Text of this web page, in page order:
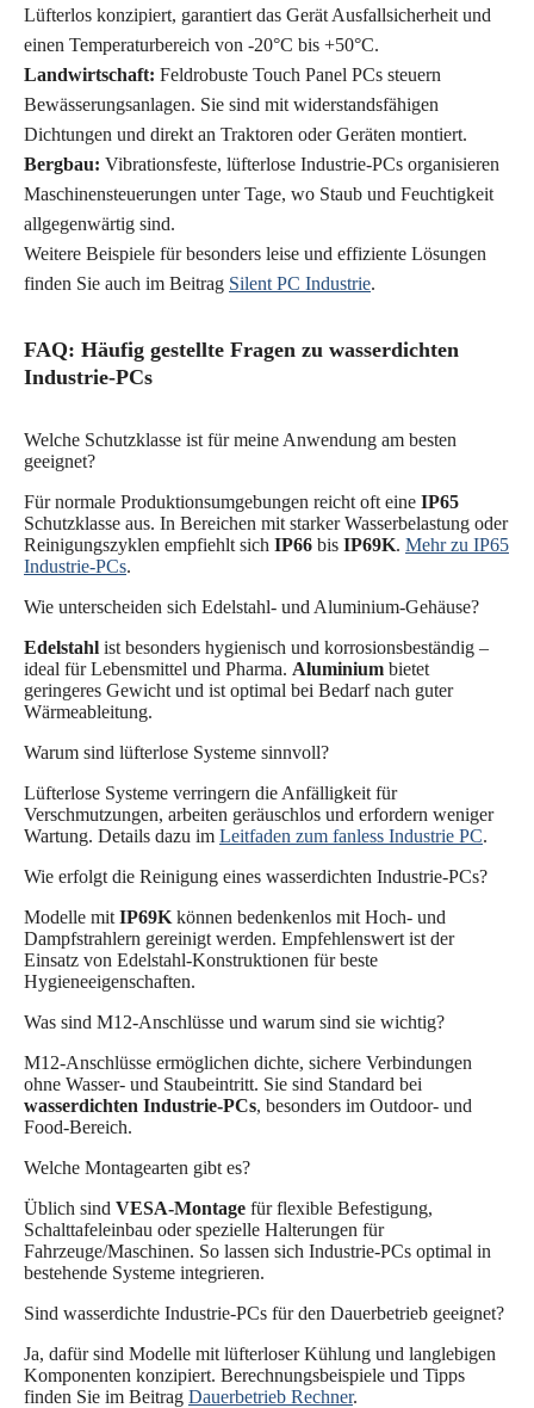
Lüfterlos konzipiert, garantiert das Gerät Ausfallsicherheit und
einen Temperaturbereich von -20°C bis +50°C.
Landwirtschaft: Feldrobuste Touch Panel PCs steuern
Bewässerungsanlagen. Sie sind mit widerstandsfähigen
Dichtungen und direkt an Traktoren oder Geräten montiert.
Bergbau: Vibrationsfeste, lüfterlose Industrie-PCs organisieren
Maschinensteuerungen unter Tage, wo Staub und Feuchtigkeit
allgegenwärtig sind.
Weitere Beispiele für besonders leise und effiziente Lösungen
finden Sie auch im Beitrag Silent PC Industrie.
FAQ: Häufig gestellte Fragen zu wasserdichten
Industrie-PCs
Welche Schutzklasse ist für meine Anwendung am besten
geeignet?
Für normale Produktionsumgebungen reicht oft eine IP65
Schutzklasse aus. In Bereichen mit starker Wasserbelastung oder
Reinigungszyklen empfiehlt sich IP66 bis IP69K. Mehr zu IP65
Industrie-PCs.
Wie unterscheiden sich Edelstahl- und Aluminium-Gehäuse?
Edelstahl ist besonders hygienisch und korrosionsbeständig –
ideal für Lebensmittel und Pharma. Aluminium bietet
geringeres Gewicht und ist optimal bei Bedarf nach guter
Wärmeableitung.
Warum sind lüfterlose Systeme sinnvoll?
Lüfterlose Systeme verringern die Anfälligkeit für
Verschmutzungen, arbeiten geräuschlos und erfordern weniger
Wartung. Details dazu im Leitfaden zum fanless Industrie PC.
Wie erfolgt die Reinigung eines wasserdichten Industrie-PCs?
Modelle mit IP69K können bedenkenlos mit Hoch- und
Dampfstrahlern gereinigt werden. Empfehlenswert ist der
Einsatz von Edelstahl-Konstruktionen für beste
Hygieneeigenschaften.
Was sind M12-Anschlüsse und warum sind sie wichtig?
M12-Anschlüsse ermöglichen dichte, sichere Verbindungen
ohne Wasser- und Staubeintritt. Sie sind Standard bei
wasserdichten Industrie-PCs, besonders im Outdoor- und
Food-Bereich.
Welche Montagearten gibt es?
Üblich sind VESA-Montage für flexible Befestigung,
Schalttafeleinbau oder spezielle Halterungen für
Fahrzeuge/Maschinen. So lassen sich Industrie-PCs optimal in
bestehende Systeme integrieren.
Sind wasserdichte Industrie-PCs für den Dauerbetrieb geeignet?
Ja, dafür sind Modelle mit lüfterloser Kühlung und langlebigen
Komponenten konzipiert. Berechnungsbeispiele und Tipps
finden Sie im Beitrag Dauerbetrieb Rechner.